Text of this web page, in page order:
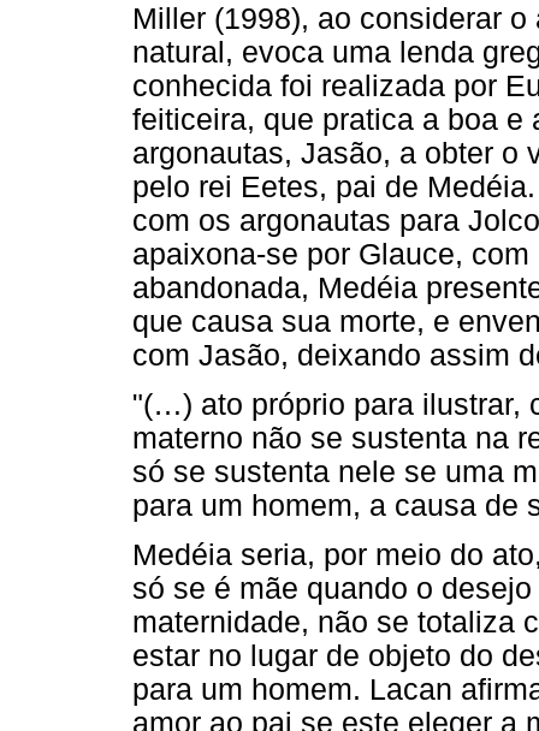
Miller (1998), ao considerar
natural, evoca uma lenda
conhecida foi realizada por
feiticeira, que pratica a boa
argonautas, Jasão, a obter o
pelo rei Eetes, pai de
com os argonautas para
apaixona-se por Glauce,
abandonada, Medéia
que causa sua morte, e
com Jasão, deixando assim
"(…) ato próprio para ilustrar,
materno não se sustenta na
só se sustenta nele se uma
para um homem, a causa de
Medéia seria, por meio do
só se é mãe quando o
maternidade, não se totaliza
estar no lugar de objeto do
para um homem. Lacan
amor ao pai se este eleger a